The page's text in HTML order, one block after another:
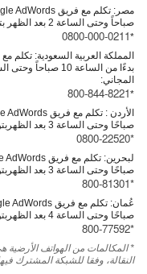
مصر
صباحاً وحتى الساعة 2 بعد الظهر بتوقيت القاهرة على الرقم المجاني:
*
0800-000-0211
المملكة العربية السعودية
المجاني:
*
800-844-8221
الأردن
صباحًا وحتى الساعة 3 بعد الظهربتوقيت عمان على الرقم المجاني:
*0800-22520
لبحرين
صباحًا وحتى الساعة 3 بعد الظهربتوقيت المنامة على الرقم المجاني:
*800-81301
عُمان
صباحًا وحتى الساعة 4 بعد الظهربتوقيت مسقط على الرقم المجاني:
*800-77592
* المكالمات من الهواتف الأرضية
النقالة، وفقا للشبكة المشترك